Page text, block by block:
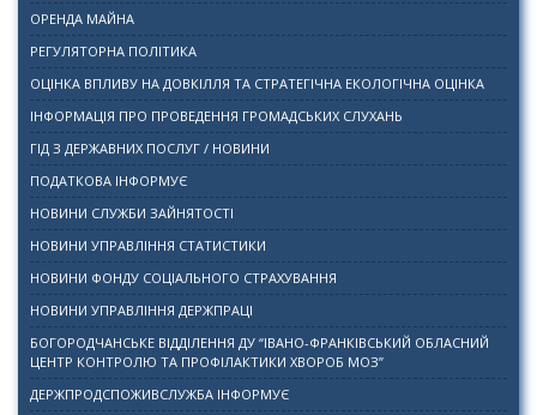
ОРЕНДА МАЙНА
РЕГУЛЯТОРНА ПОЛІТИКА
ОЦІНКА ВПЛИВУ НА ДОВКІЛЛЯ ТА СТРАТЕГІЧНА ЕКОЛОГІЧНА ОЦІНКА
ІНФОРМАЦІЯ ПРО ПРОВЕДЕННЯ ГРОМАДСЬКИХ СЛУХАНЬ
ГІД З ДЕРЖАВНИХ ПОСЛУГ / НОВИНИ
ПОДАТКОВА ІНФОРМУЄ
НОВИНИ СЛУЖБИ ЗАЙНЯТОСТІ
НОВИНИ УПРАВЛІННЯ СТАТИСТИКИ
НОВИНИ ФОНДУ СОЦІАЛЬНОГО СТРАХУВАННЯ
НОВИНИ УПРАВЛІННЯ ДЕРЖПРАЦІ
БОГОРОДЧАНСЬКЕ ВІДДІЛЕННЯ ДУ “ІВАНО-ФРАНКІВСЬКИЙ ОБЛАСНИЙ
ЦЕНТР КОНТРОЛЮ ТА ПРОФІЛАКТИКИ ХВОРОБ МОЗ”
ДЕРЖПРОДСПОЖИВСЛУЖБА ІНФОРМУЄ